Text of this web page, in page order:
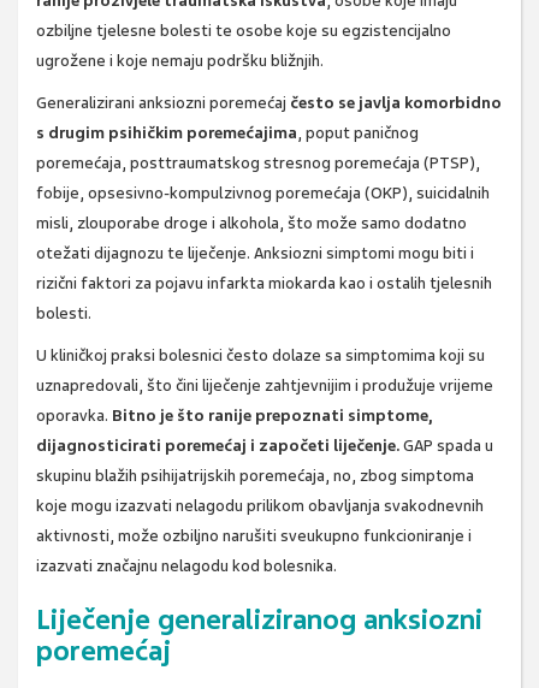
ozbiljne tjelesne bolesti te osobe koje su egzistencijalno
ugrožene i koje nemaju podršku bližnjih.
Generalizirani anksiozni poremećaj često se javlja komorbidno
s drugim psihičkim poremećajima, poput paničnog
poremećaja, posttraumatskog stresnog poremećaja (PTSP),
fobije, opsesivno-kompulzivnog poremećaja (OKP), suicidalnih
misli, zlouporabe droge i alkohola, što može samo dodatno
otežati dijagnozu te liječenje. Anksiozni simptomi mogu biti i
rizični faktori za pojavu infarkta miokarda kao i ostalih tjelesnih
bolesti.
U kliničkoj praksi bolesnici često dolaze sa simptomima koji su
uznapredovali, što čini liječenje zahtjevnijim i produžuje vrijeme
oporavka. Bitno je što ranije prepoznati simptome,
dijagnosticirati poremećaj i započeti liječenje.GAP spada u
skupinu blažih psihijatrijskih poremećaja, no, zbog simptoma
koje mogu izazvati nelagodu prilikom obavljanja svakodnevnih
aktivnosti, može ozbiljno narušiti sveukupno funkcioniranje i
izazvati značajnu nelagodu kod bolesnika.
Liječenje generaliziranog anksiozni
poremećaj